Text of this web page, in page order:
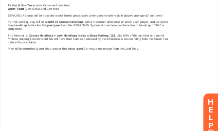
H
E
L
P